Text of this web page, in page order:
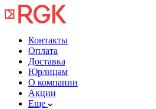
Контакты
Оплата
Доставка
Юрлицам
О компании
Акции
Еще